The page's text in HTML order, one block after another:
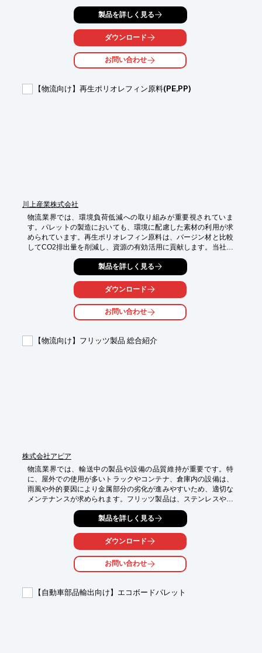
を低減しながら、高品質な製品を提供します。
【活用シーン】
・パレット製造
・CO2排出量の削減
製品を詳しく見る
ダウンロード
お問い合わせ
【物流向け】再生ポリオレフィン原料(PE,PP)
川上産業株式会社
物流業界では、環境負荷低減への取り組みが重要視されていま
す。パレットの製造においても、環境に配慮した素材の利用が求
められています。再生ポリオレフィン原料は、バージン材と比較
してCO2排出量を削減し、資源の有効活用に貢献します。当社で
は、20年以上にわたり再生プラスチック原料にて気泡緩衝材 プ
チプチ(R)を製造・販売してきたノウハウを活かし、お客様の仕
様に合わせた再生原料を提案・販売いたします。GRS認証
（Global Recycled Standard）の再生材も提案可能です。
【活用シーン】
・パレット製造
【導入の効果】
製品を詳しく見る
ダウンロード
お問い合わせ
【物流向け】フリッツ製品 総合紹介
株式会社アピア
物流業界では、輸送中の製品や設備の品質維持が重要です。特
に、屋外での使用が多いトラックやコンテナ、倉庫内の設備は、
雨風や外的要因により金属部分の劣化が進みやすいため、適切な
メンテナンスが求められます。フリッツ製品は、ステンレスやア
ルミの洗浄・研磨・保護に特化しており、これらの課題を解決し
【活用シーン】
・トラックのステンレスパーツの洗浄と保護
・コンテナのアルミ部分のサビや汚れの除去
・倉庫内のスチールラックのメンテナンス
・金属パーツの美観を維持し、企業のイメージアップに貢献
製品を詳しく見る
ダウンロード
お問い合わせ
【自動車部品輸出向け】エコボードパレット